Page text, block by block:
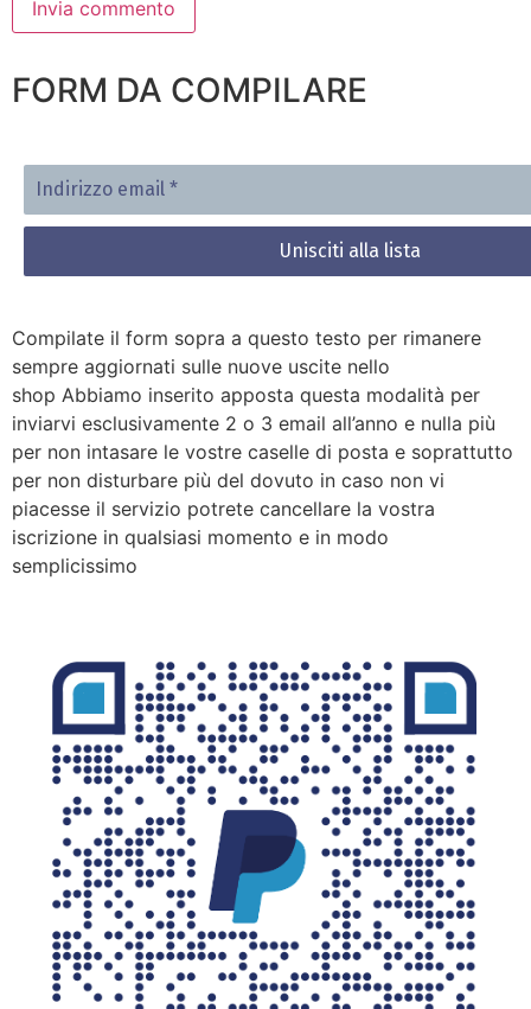
FORM DA COMPILARE
Indirizzo
email
*
Compilate il form sopra a questo testo per rimanere
sempre aggiornati sulle nuove uscite nello
shop Abbiamo inserito apposta questa modalità per
inviarvi esclusivamente 2 o 3 email all’anno e nulla più
per non intasare le vostre caselle di posta e soprattutto
per non disturbare più del dovuto in caso non vi
piacesse il servizio potrete cancellare la vostra
iscrizione in qualsiasi momento e in modo
semplicissimo